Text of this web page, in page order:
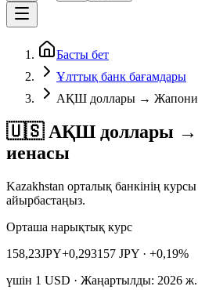
Басты бет
Ұлттық банк бағамдары
АҚШ доллары →
🇺🇸 АҚШ доллары →
иенасы
Kazakhstan орталық банкінің
айырбастаңыз.
Орташа нарықтық курс
158,23JPY+0,293157 JPY · +0,19%
үшін 1 USD · Жаңартылды: 2026